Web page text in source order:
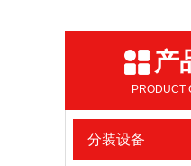
产
PRODUCT
分装设备